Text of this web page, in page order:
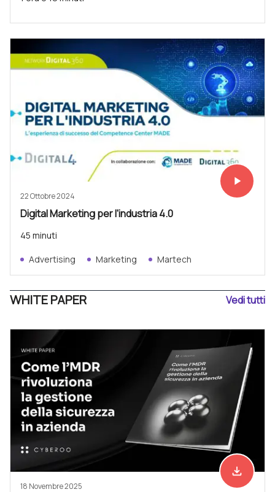
Vedi subito
play_arrow
22 Ottobre 2024
Digital Marketing per l'industria 4.0
45 minuti
Advertising Marketing Martech
WHITE PAPER Vedi tutti
Scarica
file_download
18 Novembre 2025